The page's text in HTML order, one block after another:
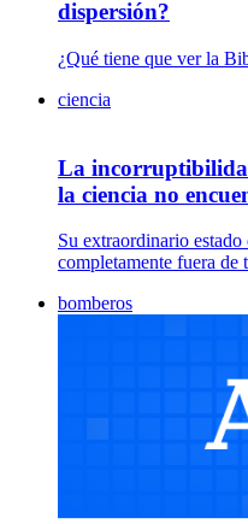
dispersión?
¿Qué tiene que ver la
ciencia
La
la ciencia no
Su extraordinario estado
completamente fuera
bomberos